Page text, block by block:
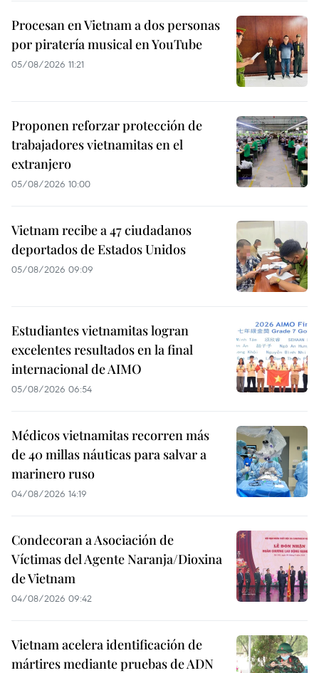
Procesan en Vietnam a dos personas
por piratería musical en YouTube
05/08/2026 11:21
Proponen reforzar protección de
trabajadores vietnamitas en el
extranjero
05/08/2026 10:00
Vietnam recibe a 47 ciudadanos
deportados de Estados Unidos
05/08/2026 09:09
Estudiantes vietnamitas logran
excelentes resultados en la final
internacional de AIMO
05/08/2026 06:54
Médicos vietnamitas recorren más
de 40 millas náuticas para salvar a
marinero ruso
04/08/2026 14:19
Condecoran a Asociación de
Víctimas del Agente Naranja/Dioxina
de Vietnam
04/08/2026 09:42
Vietnam acelera identificación de
mártires mediante pruebas de ADN